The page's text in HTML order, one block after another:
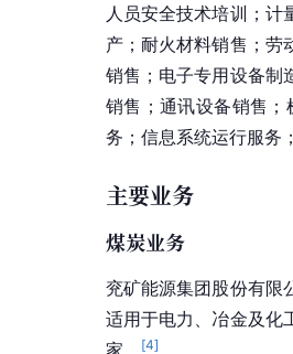
人员安全技术培训；
产；耐火材料销售；劳
销售； 电子专用设备制
销售；通讯设备销售
务；信息系统运行服务
主要业务
煤炭业务
兖矿能源集团股份有限
适用于电力、冶金及化
家。
[4]